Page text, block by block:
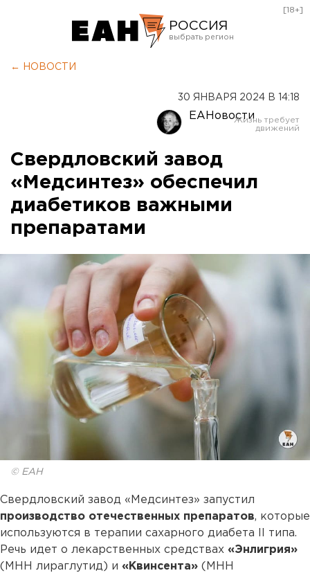
РОССИЯ
Оренбург
[18+]
← НОВОСТИ
30 ЯНВАРЯ 2024 В 14:18
ЕАНовости
Свердловский завод
«Медсинтез» обеспечил
диабетиков важными
препаратами
© ЕАН
Свердловский завод «Медсинтез» запустил
производство отечественных препаратов, которые
используются в терапии сахарного диабета II типа.
Речь идет о лекарственных средствах «Энлигрия»
(МНН лираглутид) и «Квинсента» (МНН